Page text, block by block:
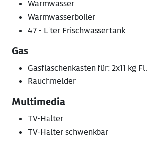
Warmwasser
Warmwasserboiler
47 - Liter Frischwassertank
Gas
Gasflaschenkasten für: 2x11 kg Fl.
Rauchmelder
Multimedia
TV-Halter
TV-Halter schwenkbar